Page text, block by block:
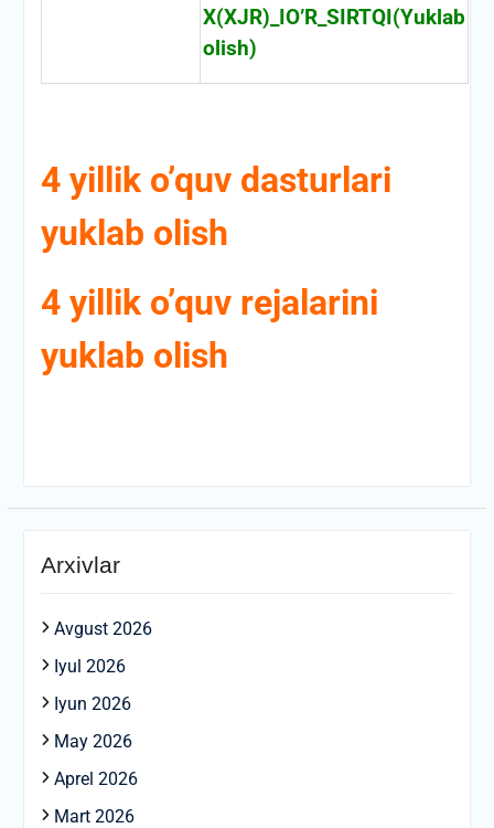
X(XJR)_IO’R_SIRTQI(Yuklab
olish)
4 yillik o’quv dasturlari
yuklab olish
4 yillik o’quv rejalarini
yuklab olish
Arxivlar
Avgust 2026
Iyul 2026
Iyun 2026
May 2026
Aprel 2026
Mart 2026